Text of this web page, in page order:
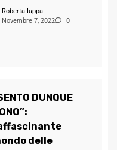
Roberta Iuppa
Novembre 7, 2022
0
DUNQUE
delle